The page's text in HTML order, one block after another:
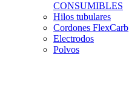
CONSUMIBLES
Hilos tubulares
Cordones FlexCarb
Electrodos
Polvos